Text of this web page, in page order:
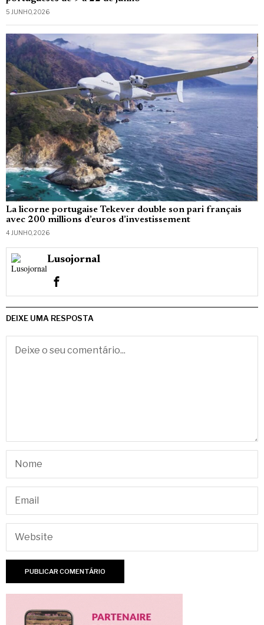
5 JUNHO, 2026
La licorne portugaise Tekever double son pari français
avec 200 millions d’euros d’investissement
4 JUNHO, 2026
Lusojornal
DEIXE UMA RESPOSTA